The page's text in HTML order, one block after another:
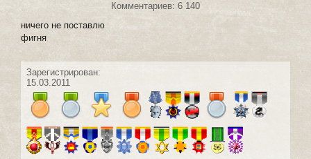
Комментариев: 6 140
ничего не поставлю
фигня
Зарегистрирован:
15.03.2011